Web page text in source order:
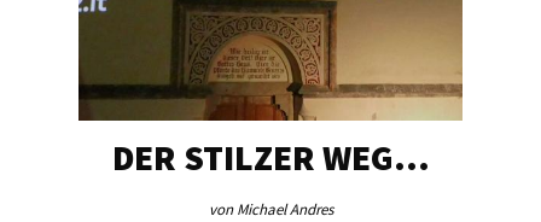
DER STILZER WEG…
von Michael Andres